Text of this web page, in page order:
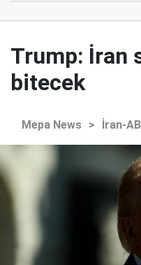
Trump: İran
bitecek
Mepa News > İran-